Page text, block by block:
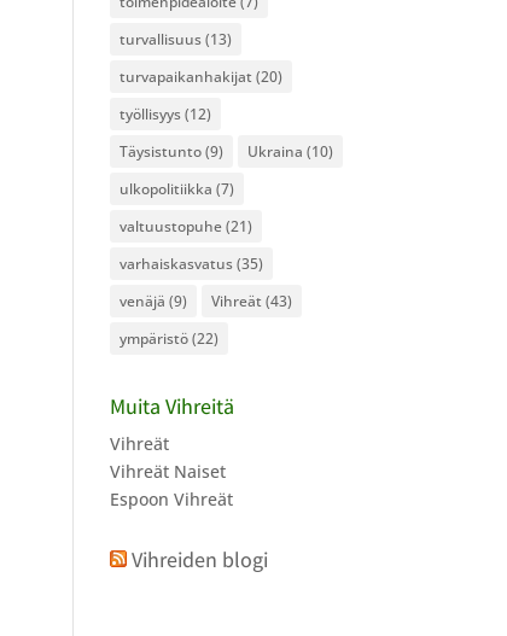
turvallisuus(13)
turvapaikanhakijat (20)
työllisyys(12)
Täysistunto(9) Ukraina (10)
ulkopolitiikka (7)
valtuustopuhe(21)
varhaiskasvatus(35)
venäjä (9) Vihreät (43)
ympäristö(22)
Muita Vihreitä
Vihreät
Vihreät Naiset
Espoon Vihreät
Vihreiden blogi